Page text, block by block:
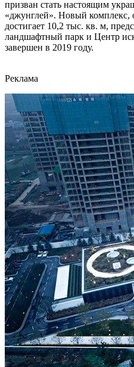
призван стать настоящим
«джунглей». Новый комплекс,
достигает 10,2 тыс. кв. м,
ландшафтный парк и Центр
завершен в 2019 году.
Реклама